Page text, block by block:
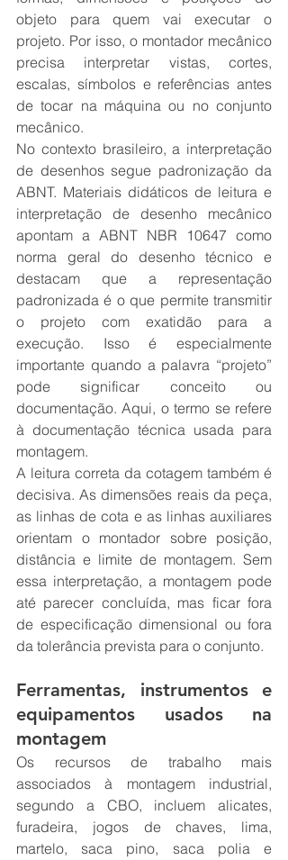
objeto para quem vai executar o
projeto. Por isso, o montador mecânico
precisa interpretar vistas, cortes,
escalas, símbolos e referências antes
de tocar na máquina ou no conjunto
mecânico.
No contexto brasileiro, a interpretação
de desenhos segue padronização da
ABNT. Materiais didáticos de leitura e
interpretação de desenho mecânico
apontam a ABNT NBR 10647 como
norma geral do desenho técnico e
destacam que a representação
padronizada é o que permite transmitir
o projeto com exatidão para a
execução. Isso é especialmente
importante quando a palavra “projeto”
pode significar conceito ou
documentação. Aqui, o termo se refere
à documentação técnica usada para
montagem.
A leitura correta da cotagem também é
decisiva. As dimensões reais da peça,
as linhas de cota e as linhas auxiliares
orientam o montador sobre posição,
distância e limite de montagem. Sem
essa interpretação, a montagem pode
até parecer concluída, mas ficar fora
de especificação dimensional ou fora
da tolerância prevista para o conjunto.
Ferramentas, instrumentos e
equipamentos usados na
montagem
Os recursos de trabalho mais
associados à montagem industrial,
segundo a CBO, incluem alicates,
furadeira, jogos de chaves, lima,
martelo, saca pino, saca polia e